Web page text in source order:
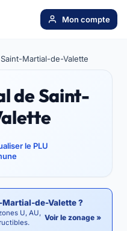
Mon compte
Martial-de-Valette
de Saint-
le PLU
de-Valette ?
U, AU, Voir le zonage »